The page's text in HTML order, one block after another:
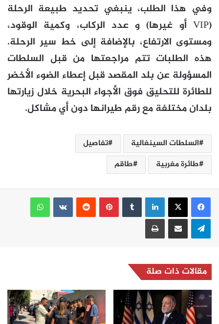
وفي هذا الطلب، ينبغي تحديد طبيعة الرحلة
(VIP أو غيرها) و عدد الركاب، وكمية الوقود،
ومستوى الارتفاع، بالإضافة إلى خط سير الرحلة.
هذه الطلبات تتم مراجعتها من قبل السلطات
المسؤولة عن بلد المقصد قبل إعطاء الضوء الأخضر
للطائرة للتحليق فوق الأجواء البحرية خلال زيارتها
بلدان مختلفة مع رقم طيرانها دون أي مشاكل.
السلطات السينغالية
تفاصيل
طائرة مغربية
طاقم
لينكدإن بينتيريست
واتساب
تيلقرام مشاركة عبر البريد طباعة
مقالات ذات صلة